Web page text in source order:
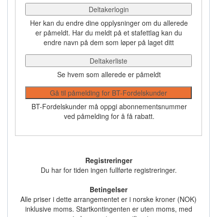
Deltakerlogin
Her kan du endre dine opplysninger om du allerede
er påmeldt. Har du meldt på et stafettlag kan du
endre navn på dem som løper på laget ditt
Deltakerliste
Se hvem som allerede er påmeldt
Gå til påmelding for BT-Fordelskunder
BT-Fordelskunder må oppgi abonnementsnummer
ved påmelding for å få rabatt.
Registreringer
Du har for tiden ingen fullførte registreringer.
Betingelser
Alle priser i dette arrangementet er i norske kroner (NOK)
inklusive moms. Startkontingenten er uten moms, med